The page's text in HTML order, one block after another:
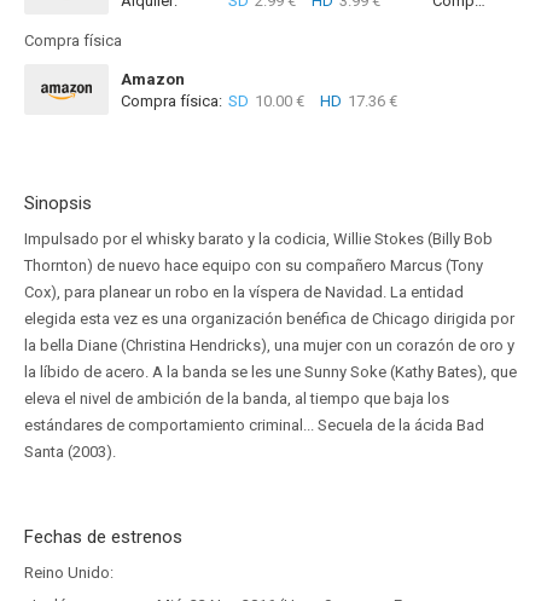
Compra física
Amazon
Compra física: SD 10.00 € HD 17.36 €
Sinopsis
Impulsado por el whisky barato y la codicia, Willie Stokes (Billy Bob
Thornton) de nuevo hace equipo con su compañero Marcus (Tony
Cox), para planear un robo en la víspera de Navidad. La entidad
elegida esta vez es una organización benéfica de Chicago dirigida por
la bella Diane (Christina Hendricks), una mujer con un corazón de oro y
la líbido de acero. A la banda se les une Sunny Soke (Kathy Bates), que
eleva el nivel de ambición de la banda, al tiempo que baja los
estándares de comportamiento criminal... Secuela de la ácida Bad
Santa (2003).
Fechas de estrenos
Reino Unido: